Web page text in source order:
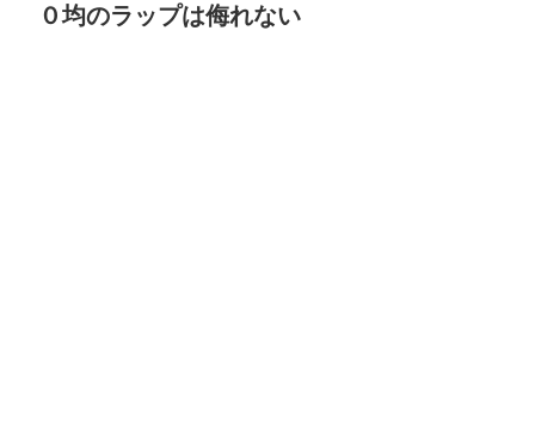
０均のラップは侮れない